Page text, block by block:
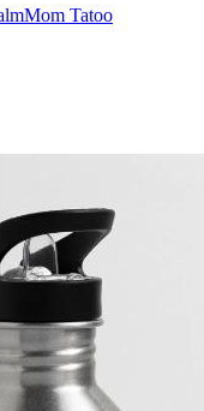
Mom Tatoo